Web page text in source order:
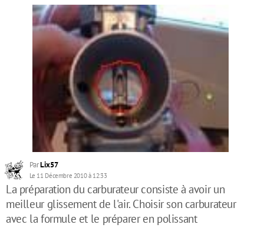
ParLix57
Le 11 Décembre 2010 à 12:33
La préparation du carburateur consiste à avoir un
meilleur glissement de l'air. Choisir son carburateur
avec la formule et le préparer en polissant